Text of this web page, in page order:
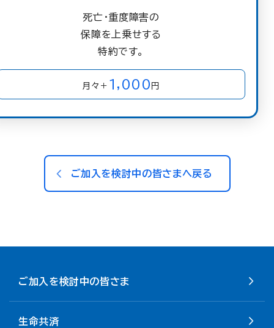
死亡・重度障害の
保障を上乗せする
特約です。
月々＋ 1,000 円
ご加入を検討中の皆さまへ戻る
ご加入を検討中の皆さま
生命共済